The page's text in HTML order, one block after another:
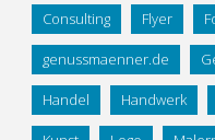
Consulting Flyer
genussmaenner.de
Handel Handwerk